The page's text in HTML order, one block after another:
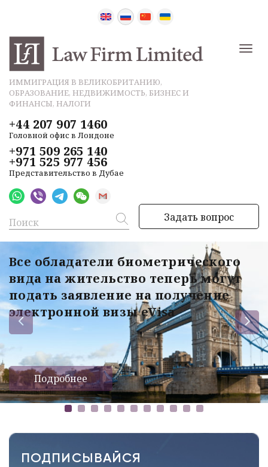
ИММИГРАЦИЯ В ВЕЛИКОБРИТАНИЮ,
ОБРАЗОВАНИЕ, НЕДВИЖИМОСТЬ, БИЗНЕС И
ФИНАНСЫ, НАЛОГИ
+44 207 907 1460
Головной офис в Лондоне
+971 509 265 140
+971 525 977 456
Представительство в Дубае
Задать вопрос
Все обладатели биометрического
вида на жительство теперь могут
подать заявление на получение
электронной визы eVisa
Подробнее
ПОДПИСЫВАЙСЯ